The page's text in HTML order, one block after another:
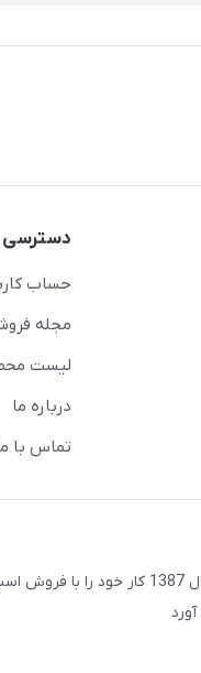
دسترسی
حساب
مجله
لیست
درباره ما
تماس با
فروشگاه اینترنتی بستویز (